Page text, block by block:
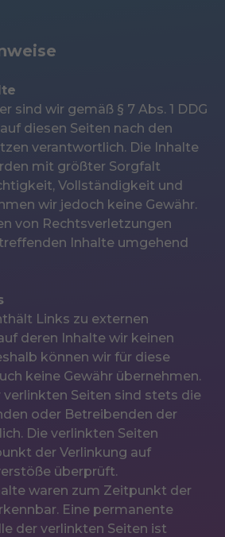
sind wir gemäß § 7 Abs. 1 DDG
diesen Seiten nach den
verantwortlich. Die Inhalte
mit größter Sorgfalt
Vollständigkeit und
wir jedoch keine Gewähr.
von Rechtsverletzungen
Inhalte umgehend
Links zu externen
deren Inhalte wir keinen
können wir für diese
keine Gewähr übernehmen.
verlinkten Seiten sind stets die
oder Betreibenden der
Die verlinkten Seiten
der Verlinkung auf
überprüft.
waren zum Zeitpunkt der
Eine permanente
der verlinkten Seiten ist